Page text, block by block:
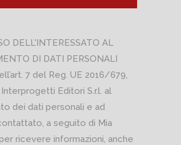
DELL'INTERESSATO AL
DI DATI PERSONALI
7 del Reg. UE 2016/679,
Editori S.r.l. al
dei dati personali e ad
a seguito di Mia
ricevere informazioni, anche